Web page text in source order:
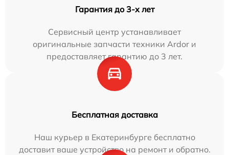
Гарантия до 3-х лет
Сервисный центр устанавливает
оригинальные запчасти техники Ardor и
предоставляет гарантию до 3 лет.
Бесплатная доставка
Наш курьер в Екатеринбурге бесплатно
доставит ваше устройство на ремонт и обратно.